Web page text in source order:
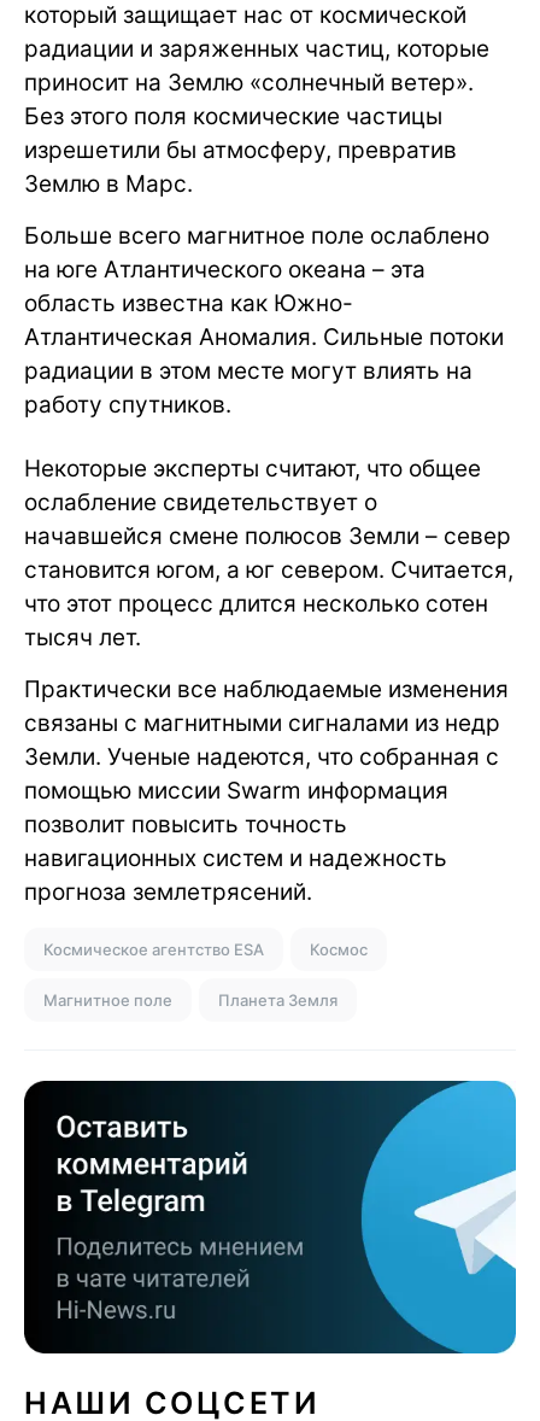
который защищает нас от космической
радиации и заряженных частиц, которые
приносит на Землю «солнечный ветер».
Без этого поля космические частицы
изрешетили бы атмосферу, превратив
Землю в Марс.
Больше всего магнитное поле ослаблено
на юге Атлантического океана – эта
область известна как Южно-
Атлантическая Аномалия. Сильные потоки
радиации в этом месте могут влиять на
работу спутников.
Некоторые эксперты считают, что общее
ослабление свидетельствует о
начавшейся смене полюсов Земли – север
становится югом, а юг севером. Считается,
что этот процесс длится несколько сотен
тысяч лет.
Практически все наблюдаемые изменения
связаны с магнитными сигналами из недр
Земли. Ученые надеются, что собранная с
помощью миссии Swarm информация
позволит повысить точность
навигационных систем и надежность
прогноза землетрясений.
Космическое агентство ESA Космос
Магнитное поле Планета Земля
НАШИ СОЦСЕТИ